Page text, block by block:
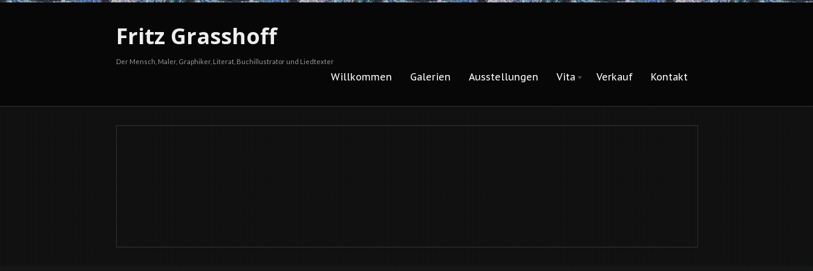
Fritz Grasshoff
Der Mensch, Maler, Graphiker, Literat, Buchillustrator und Liedtexter
Willkommen Galerien Ausstellungen Vita Verkauf Kontakt